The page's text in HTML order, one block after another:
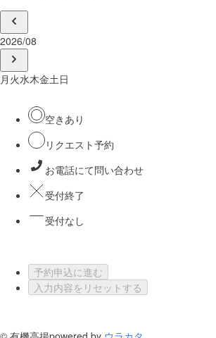
2026/08
月 火水木金土日
空きあり
リクエスト予約
お電話にて問い合わせ
受付終了
受付なし
予約申込に進む
入力内容をリセットする